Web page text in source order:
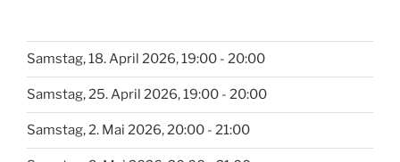
Samstag, 18. April 2026, 19:00 - 20:00
Samstag, 25. April 2026, 19:00 - 20:00
Samstag, 2. Mai 2026, 20:00 - 21:00